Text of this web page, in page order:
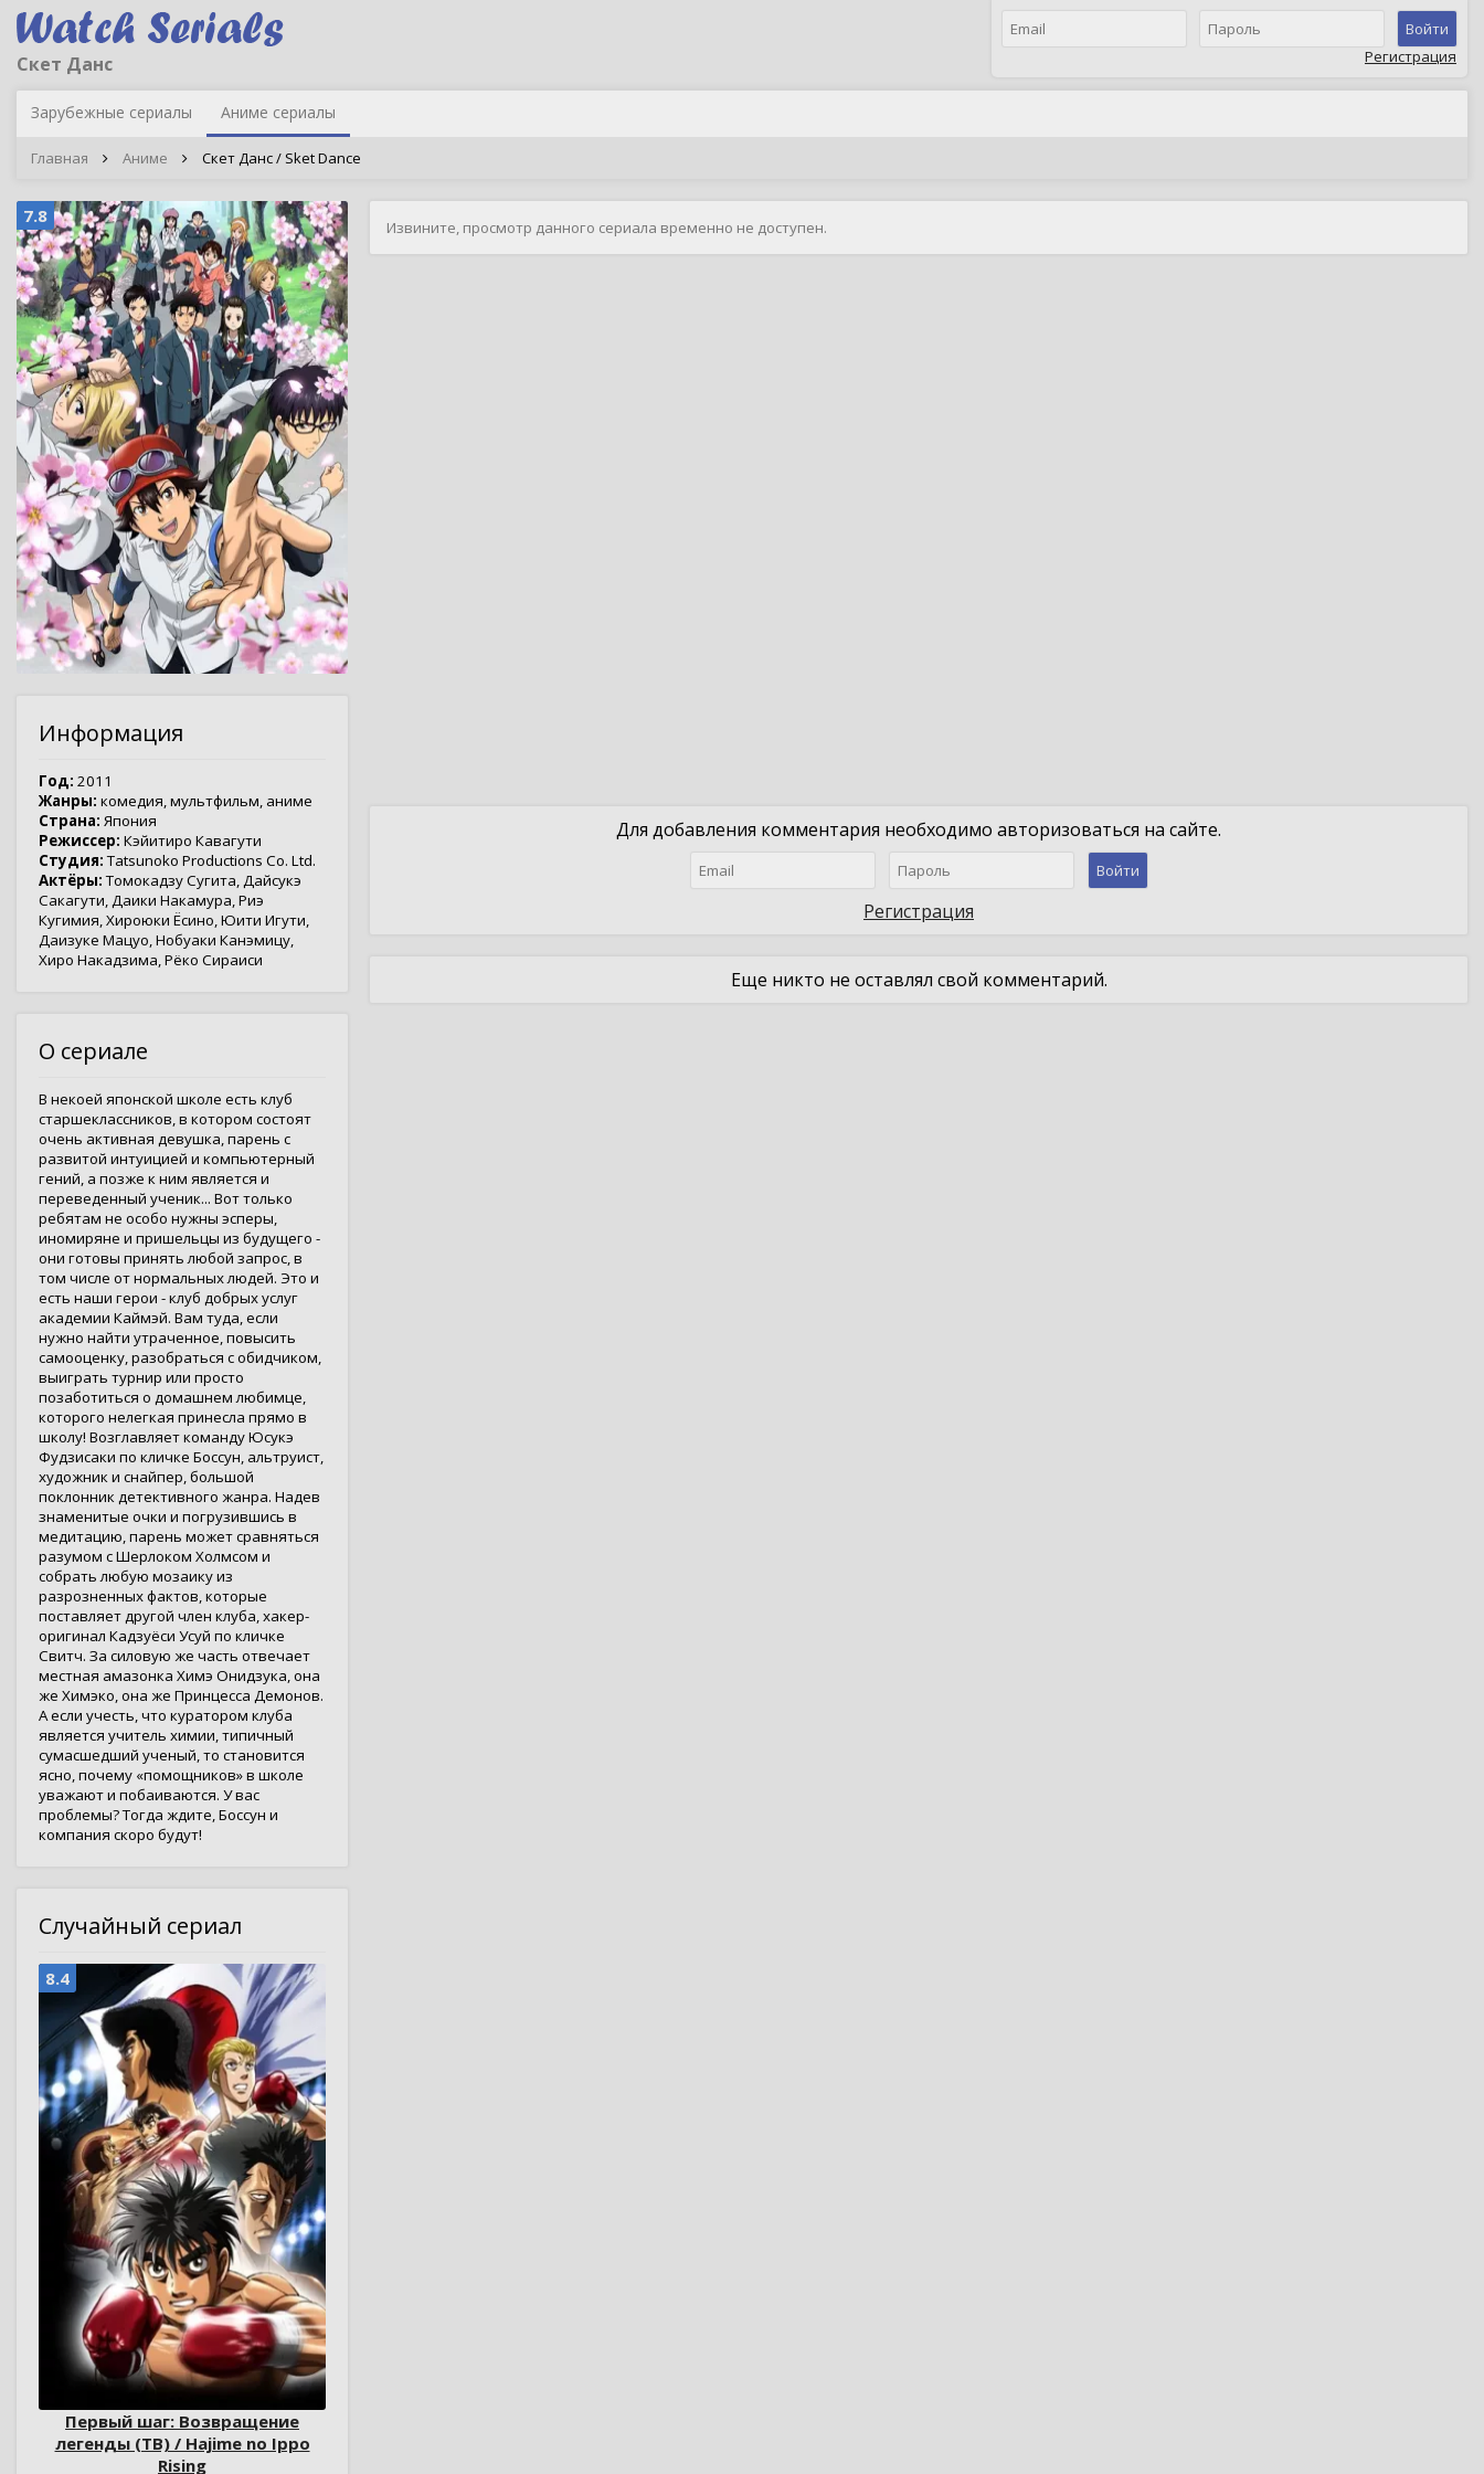
Скет Данс
Войти
Регистрация
Зарубежные сериалы Аниме сериалы
Главная Аниме Скет Данс / Sket Dance
7.8
Информация
Год: 2011
Жанры: комедия,мультфильм, аниме
Страна: Япония
Режиссер: Кэйитиро Кавагути
Студия: Tatsunoko Productions Co. Ltd.
Актёры: Томокадзу Сугита,Дайсукэ
Сакагути,Даики Накамура,Риэ
Кугимия,Хироюки Ёсино,Юити Игути,
Даизуке Мацуо,Нобуаки Канэмицу,
Хиро Накадзима,Рёко Сираиси
О сериале
В некоей японской школе есть клуб
старшеклассников, в котором состоят
очень активная девушка, парень с
развитой интуицией и компьютерный
гений, а позже к ним является и
переведенный ученик... Вот только
ребятам не особо нужны эсперы,
иномиряне и пришельцы из будущего -
они готовы принять любой запрос, в
том числе от нормальных людей. Это и
есть наши герои - клуб добрых услуг
академии Каймэй. Вам туда, если
нужно найти утраченное, повысить
самооценку, разобраться с обидчиком,
выиграть турнир или просто
позаботиться о домашнем любимце,
которого нелегкая принесла прямо в
школу! Возглавляет команду Юсукэ
Фудзисаки по кличке Боссун, альтруист,
художник и снайпер, большой
поклонник детективного жанра. Надев
знаменитые очки и погрузившись в
медитацию, парень может сравняться
разумом с Шерлоком Холмсом и
собрать любую мозаику из
разрозненных фактов, которые
поставляет другой член клуба, хакер-
оригинал Кадзуёси Усуй по кличке
Свитч. За силовую же часть отвечает
местная амазонка Химэ Онидзука, она
же Химэко, она же Принцесса Демонов.
А если учесть, что куратором клуба
является учитель химии, типичный
сумасшедший ученый, то становится
ясно, почему «помощников» в школе
уважают и побаиваются. У вас
проблемы? Тогда ждите, Боссун и
компания скоро будут!
Случайный сериал
8.4
Первый шаг: Возвращение
легенды (ТВ) / Hajime no Ippo
Rising
Извините, просмотр данного сериала временно не доступен.
Для добавления комментария необходимо авторизоваться на сайте.
Войти
Регистрация
Еще никто не оставлял свой комментарий.